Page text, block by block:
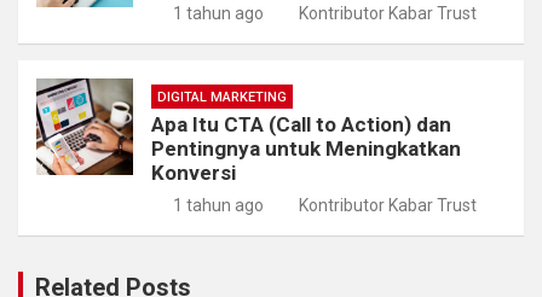
1 tahun ago Kontributor Kabar Trust
DIGITAL MARKETING
Apa Itu CTA (Call to Action) dan
Pentingnya untuk Meningkatkan
Konversi
1 tahun ago Kontributor Kabar Trust
Related Posts